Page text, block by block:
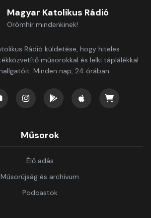
Magyar Katolikus Rádió
Örömhír mindenkinek!
Rádió küldetése, hogy hiteles
műsorokkal és lelki táplálékkal
Minden nap, 24 órában.
Műsorok
Élő adás
Műsorújság és archívum
Podcastok